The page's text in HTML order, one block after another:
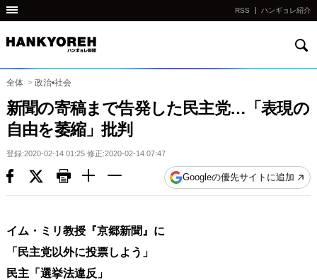
他
国
の
サ
イ
ト
の
リ
ク
다
른
RSS ハンギョレ紹介
全体 > 政治•社会
新聞の寄稿まで告発した民主党…「表現の
自由を萎縮」批判
登録:2020-02-14 01:25 修正:2020-02-14 07:47
Googleの優先サイトに追加
イム・ミリ教授『京郷新聞』に
「民主党以外に投票しよう」
民主「選挙法違反」